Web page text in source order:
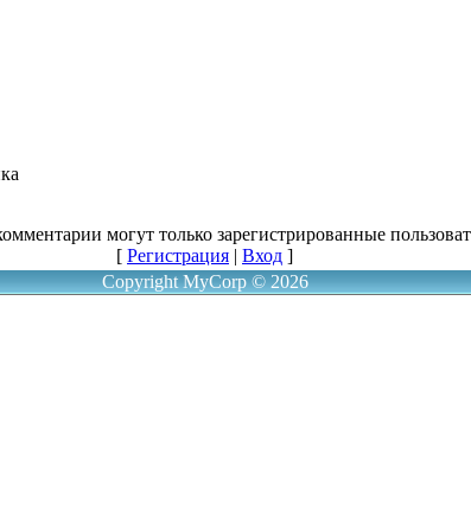
могут только зарегистрированные
[ Регистрация | Вход ]
Copyright MyCorp © 2026